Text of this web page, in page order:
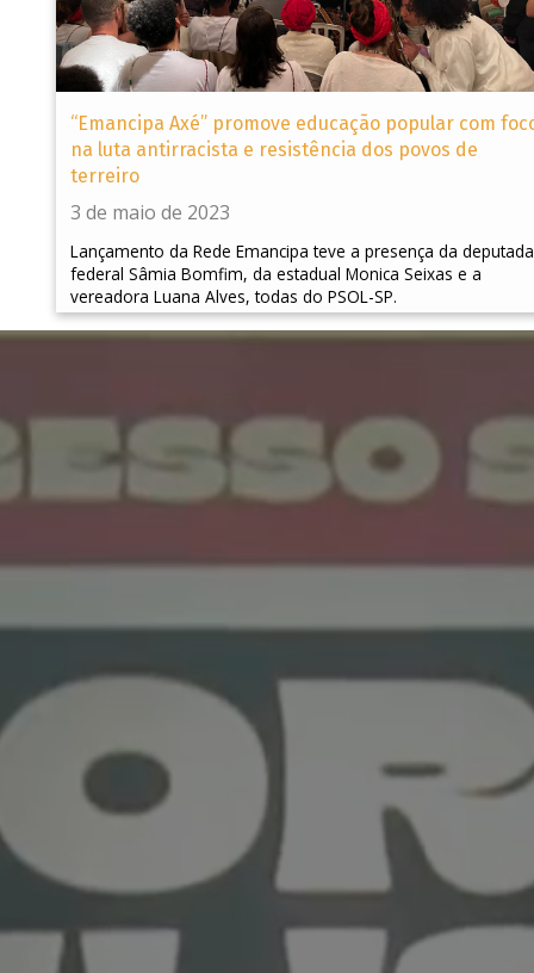
“Emancipa Axé” promove educação popular com
na luta antirracista e resistência dos povos de
terreiro
3 de maio de 2023
Lançamento da Rede Emancipa teve a presença da deputada
federal Sâmia Bomfim, da estadual Monica Seixas e a
vereadora Luana Alves, todas do PSOL-SP.